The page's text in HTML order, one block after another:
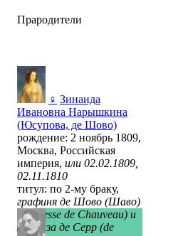
Прародители
♀ Зинаида
Ивановна Нарышкина
(Юсупова, де Шово)
рождение: 2 ноябрь 1809,
Москва, Российская
империя, или 02.02.1809,
02.11.1810
титул: по 2-му браку,
графиня де Шово (Шаво)
(comtesse de Chauveau) и
маркиза де Серр (de